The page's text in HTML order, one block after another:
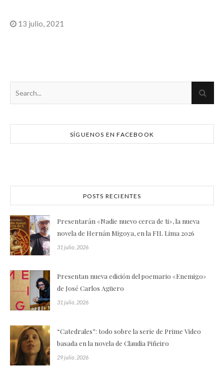
13 julio, 2021
SÍGUENOS EN FACEBOOK
POSTS RECIENTES
Presentarán «Nadie nuevo cerca de ti», la nueva
novela de Hernán Migoya, en la FIL Lima 2026
31 julio, 2026
Presentan nueva edición del poemario «Enemigo»
de José Carlos Agüero
31 julio, 2026
“Catedrales”: todo sobre la serie de Prime Video
basada en la novela de Claudia Piñeiro
29 julio, 2026